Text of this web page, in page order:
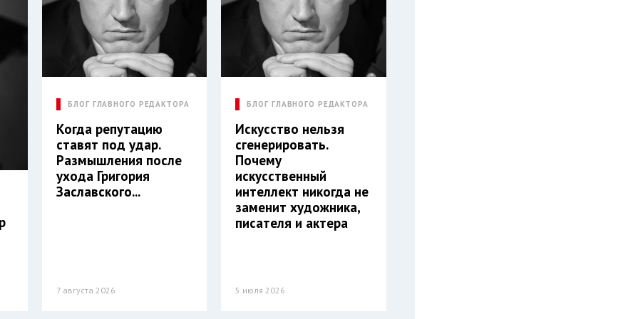
БЛОГ ГЛАВНОГО РЕДАКТОРА
Когда репутацию
ставят под удар.
Размышления после
ухода Григория
Заславского...
7 августа 2026
БЛОГ ГЛАВНОГО РЕДАКТОРА
Искусство нельзя
сгенерировать.
Почему
искусственный
интеллект никогда не
заменит художника,
писателя и актера
5 июля 2026